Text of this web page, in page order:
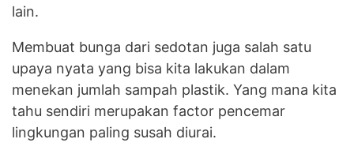
lain.
Membuat bunga dari sedotan juga salah satu
upaya nyata yang bisa kita lakukan dalam
menekan jumlah sampah plastik. Yang mana kita
tahu sendiri merupakan factor pencemar
lingkungan paling susah diurai.